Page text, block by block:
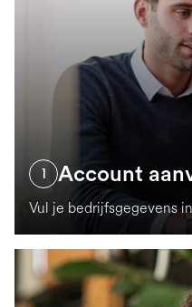
1 Account
Vul je bedrijfsgegevens